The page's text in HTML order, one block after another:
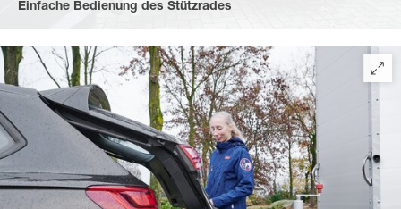
Einfache Bedienung des Stützrades